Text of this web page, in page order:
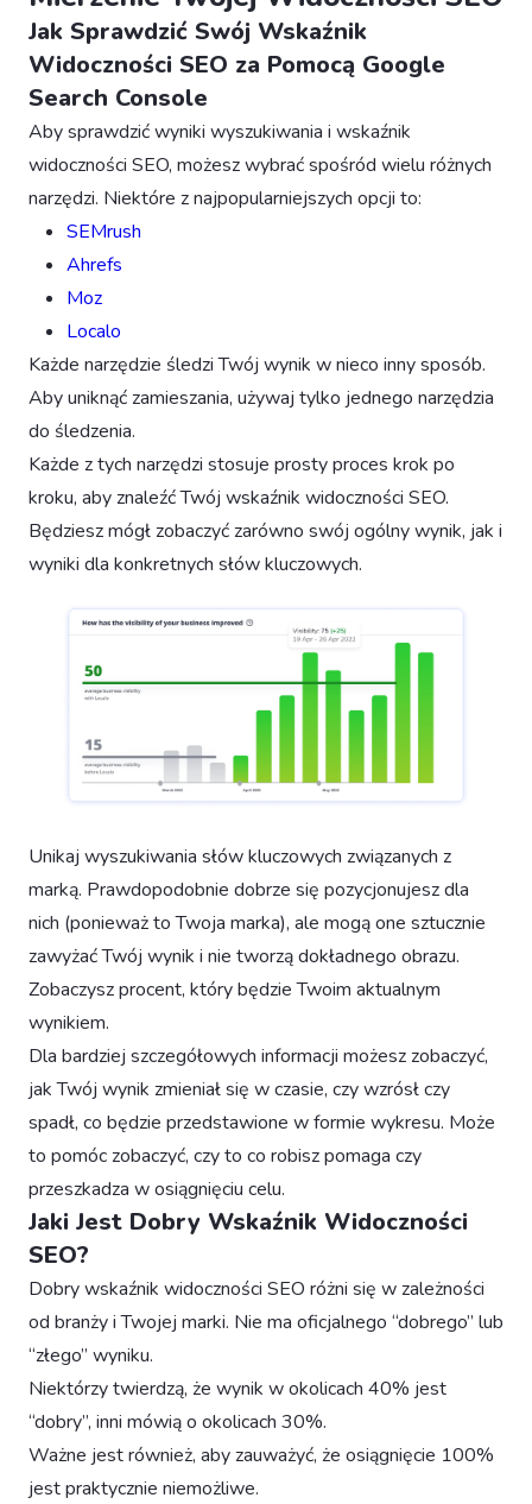
Jak Sprawdzić Swój Wskaźnik
Widoczności SEO za Pomocą Google
Search Console
Aby sprawdzić wyniki wyszukiwania i wskaźnik
widoczności SEO, możesz wybrać spośród wielu różnych
narzędzi. Niektóre z najpopularniejszych opcji to:
SEMrush
Ahrefs
Moz
Localo
Każde narzędzie śledzi Twój wynik w nieco inny sposób.
Aby uniknąć zamieszania, używaj tylko jednego narzędzia
do śledzenia.
Każde z tych narzędzi stosuje prosty proces krok po
kroku, aby znaleźć Twój wskaźnik widoczności SEO.
Będziesz mógł zobaczyć zarówno swój ogólny wynik, jak i
wyniki dla konkretnych słów kluczowych.
Unikaj wyszukiwania słów kluczowych związanych z
marką. Prawdopodobnie dobrze się pozycjonujesz dla
nich (ponieważ to Twoja marka), ale mogą one sztucznie
zawyżać Twój wynik i nie tworzą dokładnego obrazu.
Zobaczysz procent, który będzie Twoim aktualnym
wynikiem.
Dla bardziej szczegółowych informacji możesz zobaczyć,
jak Twój wynik zmieniał się w czasie, czy wzrósł czy
spadł, co będzie przedstawione w formie wykresu. Może
to pomóc zobaczyć, czy to co robisz pomaga czy
przeszkadza w osiągnięciu celu.
Jaki Jest Dobry Wskaźnik Widoczności
SEO?
Dobry wskaźnik widoczności SEO różni się w zależności
od branży i Twojej marki. Nie ma oficjalnego “dobrego” lub
“złego” wyniku.
Niektórzy twierdzą, że wynik w okolicach 40% jest
“dobry”, inni mówią o okolicach 30%.
Ważne jest również, aby zauważyć, że osiągnięcie 100%
jest praktycznie niemożliwe.